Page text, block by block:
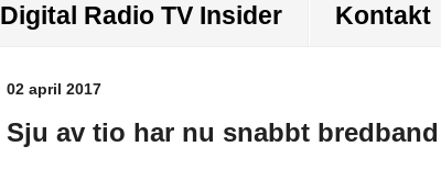
Digital Radio TV Insider Kontakt
02 april 2017
Sju av tio har nu snabbt